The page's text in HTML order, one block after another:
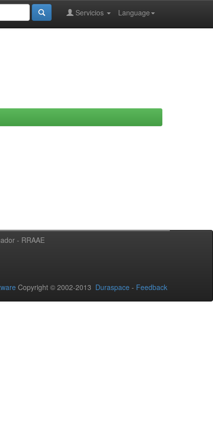
Language
Servicios
- RRAAE
Copyright © 2002-2013 Duraspace - Feedback